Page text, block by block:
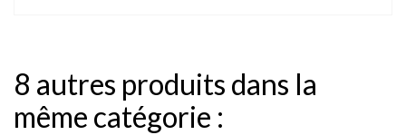
8 autres produits dans la
même catégorie :